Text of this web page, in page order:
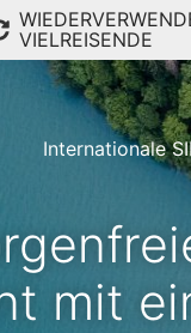
VIELREISENDE
Internationale
mit